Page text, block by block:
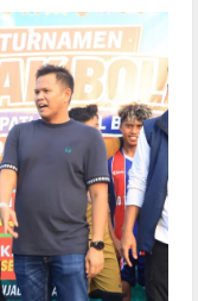
ke-81, Pemkab
Pembagian
Tahun 2026
Sergai